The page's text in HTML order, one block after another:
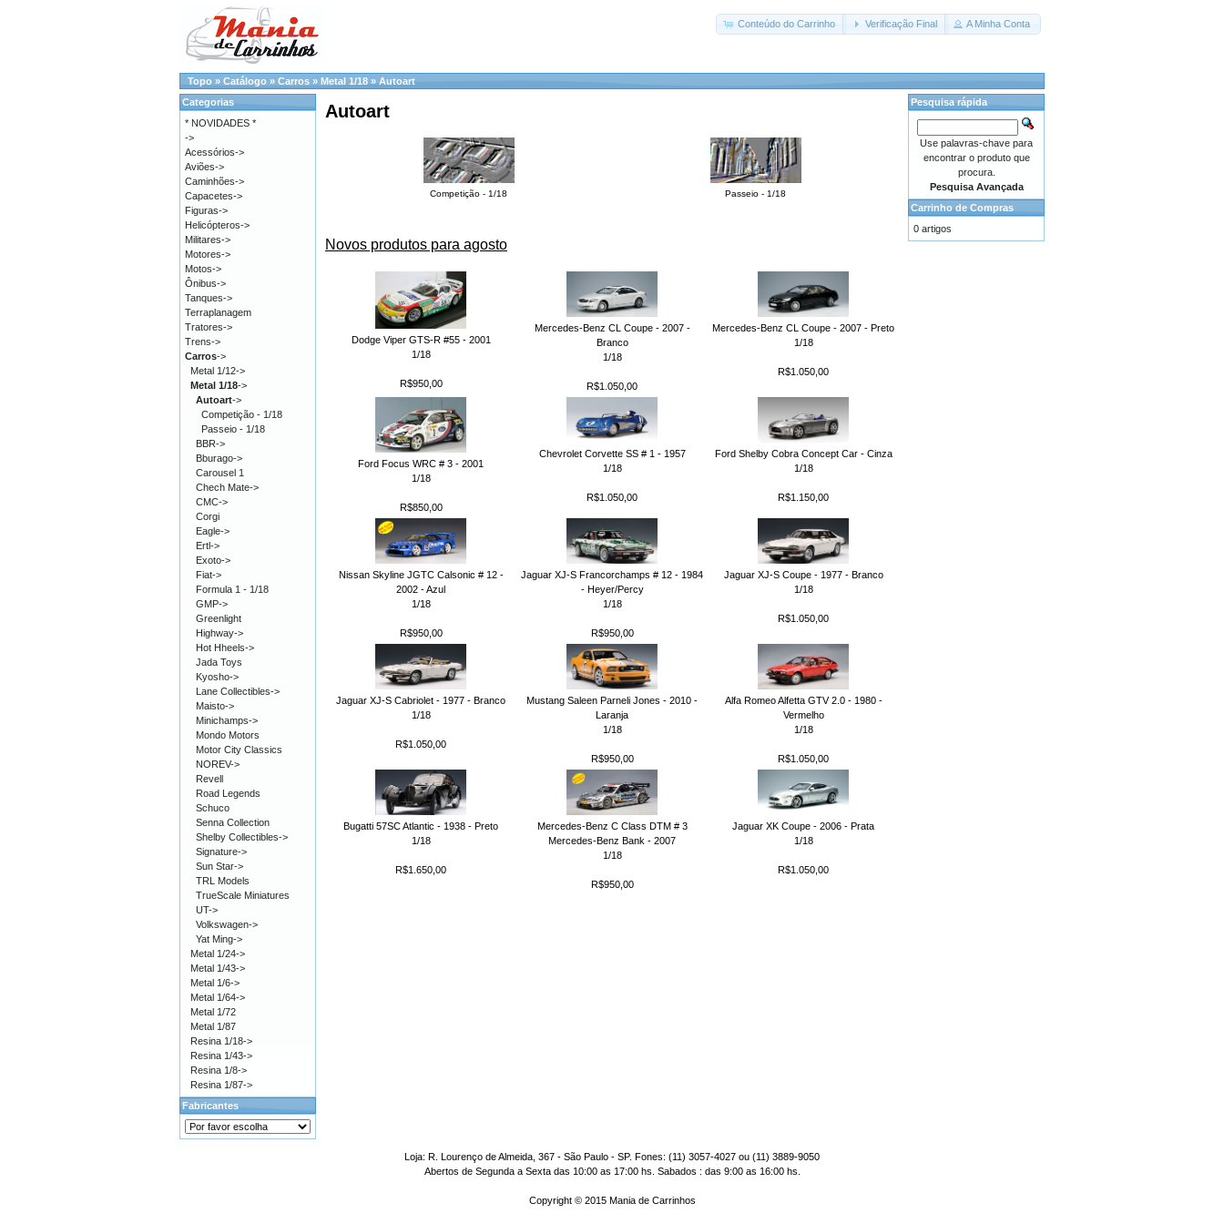
Conteúdo do Carrinho Verificação Final A Minha Conta
Topo » Catálogo » Carros » Metal 1/18 » Autoart
Autoart
Competição - 1/18 Passeio - 1/18
Novos produtos para agosto
Dodge Viper GTS-R #55 - 2001
1/18
R$950,00
Mercedes-Benz CL Coupe - 2007 -
Branco
1/18
R$1.050,00
Mercedes-Benz CL Coupe - 2007 - Preto
1/18
R$1.050,00
Ford Focus WRC # 3 - 2001
1/18
R$850,00
Chevrolet Corvette SS # 1 - 1957
1/18
R$1.050,00
Ford Shelby Cobra Concept Car - Cinza
1/18
R$1.150,00
Nissan Skyline JGTC Calsonic # 12 -
2002 - Azul
1/18
R$950,00
Jaguar XJ-S Francorchamps # 12 - 1984
- Heyer/Percy
1/18
R$950,00
Jaguar XJ-S Coupe - 1977 - Branco
1/18
R$1.050,00
Jaguar XJ-S Cabriolet - 1977 - Branco
1/18
R$1.050,00
Mustang Saleen Parneli Jones - 2010 -
Laranja
1/18
R$950,00
Alfa Romeo Alfetta GTV 2.0 - 1980 -
Vermelho
1/18
R$1.050,00
Bugatti 57SC Atlantic - 1938 - Preto
1/18
R$1.650,00
Mercedes-Benz C Class DTM # 3
Mercedes-Benz Bank - 2007
1/18
R$950,00
Jaguar XK Coupe - 2006 - Prata
1/18
R$1.050,00
Categorias
* NOVIDADES *
->
Acessórios->
Aviões->
Caminhões->
Capacetes->
Figuras->
Helicópteros->
Militares->
Motores->
Motos->
Ônibus->
Tanques->
Terraplanagem
Tratores->
Trens->
Carros->
Metal 1/12->
Metal 1/18->
Autoart->
Competição - 1/18
Passeio - 1/18
BBR->
Bburago->
Carousel 1
Chech Mate->
CMC->
Corgi
Eagle->
Ertl->
Exoto->
Fiat->
Formula 1 - 1/18
GMP->
Greenlight
Highway->
Hot Hheels->
Jada Toys
Kyosho->
Lane Collectibles->
Maisto->
Minichamps->
Mondo Motors
Motor City Classics
NOREV->
Revell
Road Legends
Schuco
Senna Collection
Shelby Collectibles->
Signature->
Sun Star->
TRL Models
TrueScale Miniatures
UT->
Volkswagen->
Yat Ming->
Metal 1/24->
Metal 1/43->
Metal 1/6->
Metal 1/64->
Metal 1/72
Metal 1/87
Resina 1/18->
Resina 1/43->
Resina 1/8->
Resina 1/87->
Fabricantes
Pesquisa rápida
Use palavras-chave para
encontrar o produto que
procura.
Pesquisa Avançada
Carrinho de Compras
0 artigos
Loja: R. Lourenço de Almeida, 367 - São Paulo - SP. Fones: (11) 3057-4027 ou (11) 3889-9050
Abertos de Segunda a Sexta das 10:00 as 17:00 hs. Sabados : das 9:00 as 16:00 hs.
Copyright © 2015 Mania de Carrinhos